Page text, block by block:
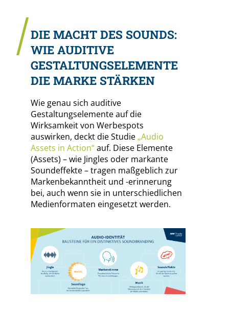
DIE MACHT DES SOUNDS:
WIE AUDITIVE
GESTALTUNGSELEMENTE
DIE MARKE STÄRKEN
Wie genau sich auditive
Gestaltungselemente auf die
Wirksamkeit von Werbespots
auswirken, deckt die Studie „Audio
Assets in Action“auf. Diese Elemente
(Assets) – wie Jingles oder markante
Soundeffekte – tragen maßgeblich zur
Markenbekanntheit und -erinnerung
bei, auch wenn sie in unterschiedlichen
Medienformaten eingesetzt werden.